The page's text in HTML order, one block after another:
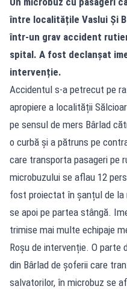
între localitățile Vaslui Și
într-un grav accident
spital. A fost declanșat
intervenție.
Accidentul s-a petrecut pe
apropiere a localității
pe sensul de mers Bârlad
o curbă și a pătruns pe
care transporta pasageri pe
microbuzului se aflau 12
fost proiectat în șanțul de la
se apoi pe partea stângă.
trimise mai multe echipaje
Roșu de intervenție. O
din Bârlad de șoferii care
salvatorilor, în microbuz se